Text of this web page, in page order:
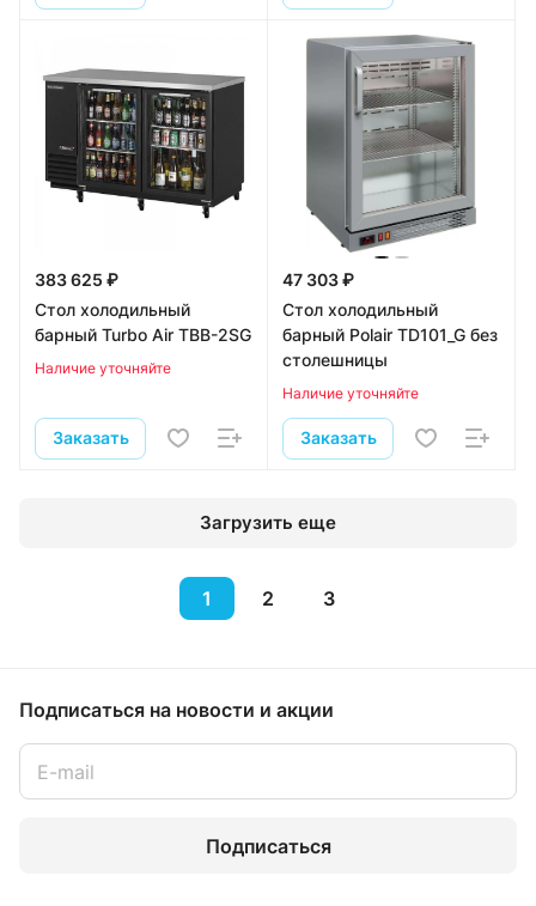
383 625 ₽
Стол холодильный
барный Turbo Air TBB-2SG
Наличие уточняйте
Заказать
47 303 ₽
Стол холодильный
барный Polair TD101_G без
столешницы
Наличие уточняйте
Заказать
Загрузить еще
1 2 3
Подписаться на новости и акции
Подписаться